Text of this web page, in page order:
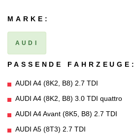
MARKE:
AUDI
PASSENDE FAHRZEUGE:
AUDI A4 (8K2, B8) 2.7 TDI
AUDI A4 (8K2, B8) 3.0 TDI quattro
AUDI A4 Avant (8K5, B8) 2.7 TDI
AUDI A5 (8T3) 2.7 TDI